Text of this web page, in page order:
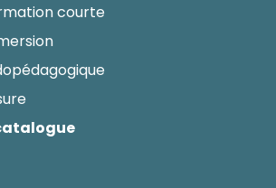
courte